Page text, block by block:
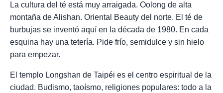
La cultura del té está muy arraigada. Oolong de alta
montaña de Alishan. Oriental Beauty del norte. El té de
burbujas se inventó aquí en la década de 1980. En cada
esquina hay una tetería. Pide frío, semidulce y sin hielo
para empezar.
El templo Longshan de Taipéi es el centro espiritual de la
ciudad. Budismo, taoísmo, religiones populares: todo a la